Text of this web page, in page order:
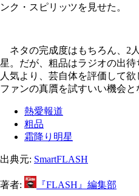
ンク・スピリッツを見せた。
ネタの完成度はもちろん、2
星。だが、粗品はラジオの出
人気より、芸自体を評価して
ファンの真贋を試すいい機会と
熱愛報道
粗品
霜降り明星
出典元: SmartFLASH
著者: 『FLASH』編集部